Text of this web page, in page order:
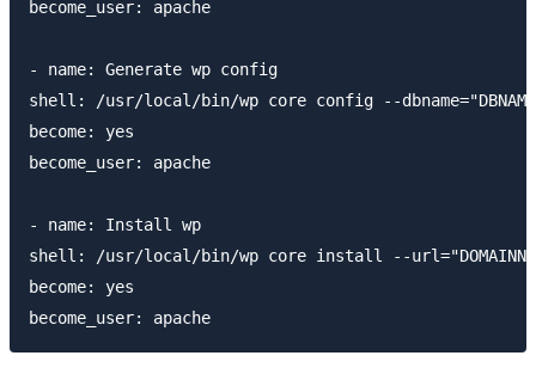
become_user: apache
- name: Generate wp config
shell: /usr/local/bin/wp core config --dbname="DBNAME" --
become: yes
become_user: apache
- name: Install wp
shell: /usr/local/bin/wp core install --url="DOMAINNAME"
become: yes